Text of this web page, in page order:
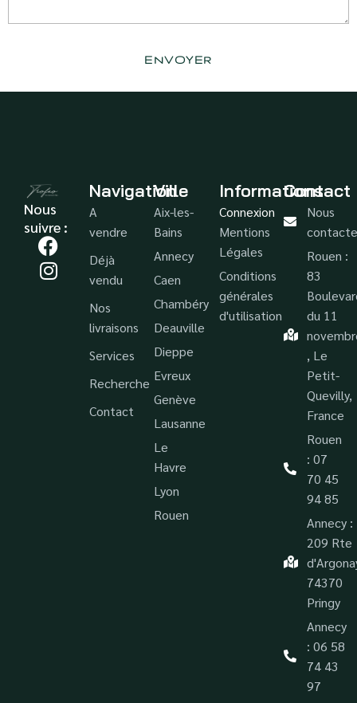
Nous
suivre :
Navigation
A
vendre
Déjà
vendu
Nos
livraisons
Services
Recherche
Contact
Ville
Aix-les-
Bains
Annecy
Caen
Chambéry
Deauville
Dieppe
Evreux
Genève
Lausanne
Le
Havre
Lyon
Rouen
Informations
Connexion
Mentions
Légales
Conditions
générales
d'utilisation
Contact
Nous
Rouen :
83
du 11
, Le
Petit-
Quevilly,
France
Rouen
: 07
70 45
94 85
Annecy :
209 Rte
74370
Pringy
Annecy
: 06 58
74 43
97